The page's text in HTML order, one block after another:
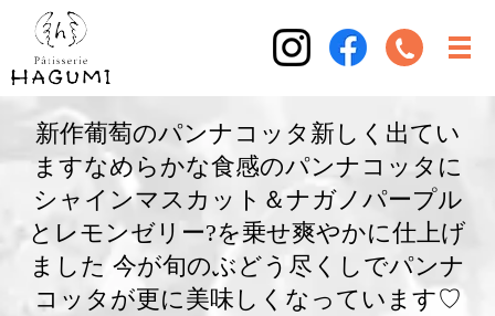
新作葡萄のパンナコッタ新しく出てい
ますなめらかな食感のパンナコッタに
シャインマスカット＆ナガノパープル
とレモンゼリー?を乗せ爽やかに仕上げ
ました 今が旬のぶどう尽くしでパンナ
コッタが更に美味しくなっています♡